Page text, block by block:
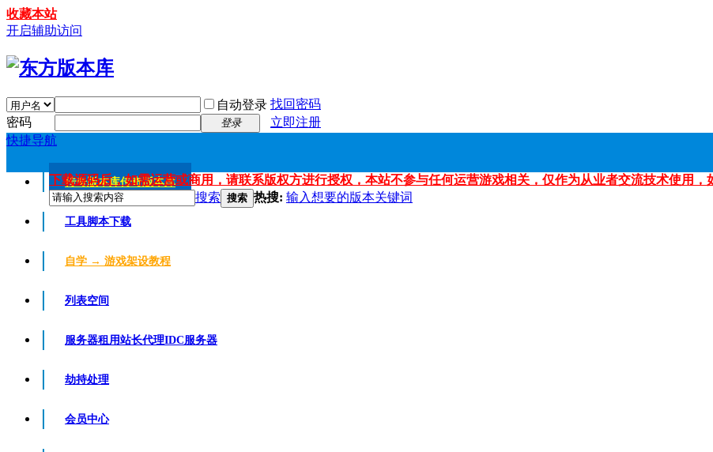
收藏本站
开启辅助访问
自动登录 找回密码
密码
登录
立即注册
快捷导航
传奇版本库传奇版本库
工具脚本下载
自学 → 游戏架设教程
列表空间
服务器租用站长代理IDC服务器
劫持处理
会员中心
下载源码后，如需运营或商用，请联系版权方进行授权，本站不参与任何运营游戏相关，仅作为从业者交流技术使用
搜索 搜索 热搜: 输入想要的版本关键词